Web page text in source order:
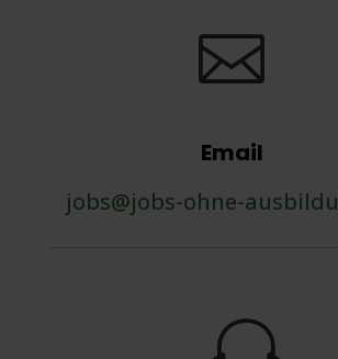

Email
jobs@jobs-ohne-